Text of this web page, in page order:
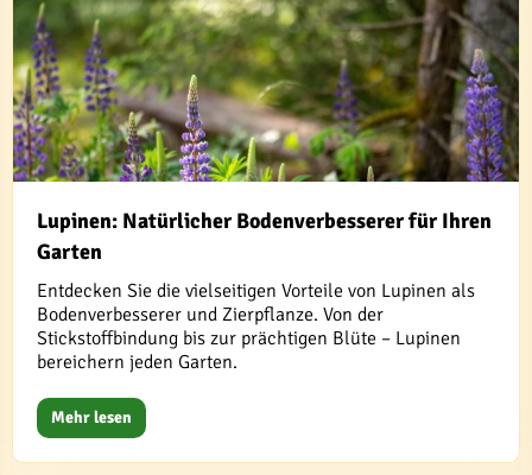
Lupinen: Natürlicher Bodenverbesserer für Ihren
Garten
Entdecken Sie die vielseitigen Vorteile von Lupinen als
Bodenverbesserer und Zierpflanze. Von der
Stickstoffbindung bis zur prächtigen Blüte – Lupinen
bereichern jeden Garten.
Mehr lesen